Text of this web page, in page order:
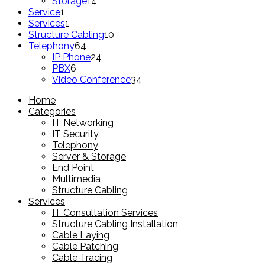
Service1
product
Services1
product
Structure Cabling10
Telephony64
products
IP Phone24
PBX6
products
Video Conference34
Home
Categories
IT Networking
IT Security
Telephony
Server & Storage
End Point
Multimedia
Structure Cabling
Services
IT Consultation Services
Structure Cabling Installation
Cable Laying
Cable Patching
Cable Tracing